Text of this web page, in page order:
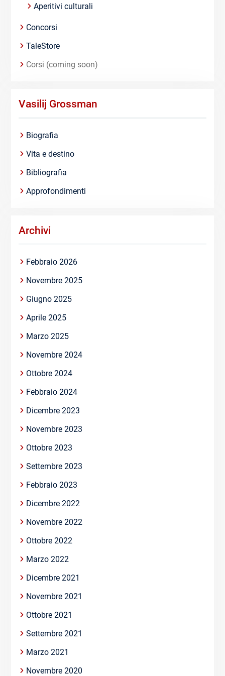
Aperitivi culturali
Concorsi
TaleStore
Corsi (coming soon)
Vasilij Grossman
Biografia
Vita e destino
Bibliografia
Approfondimenti
Archivi
Febbraio 2026
Novembre 2025
Giugno 2025
Aprile 2025
Marzo 2025
Novembre 2024
Ottobre 2024
Febbraio 2024
Dicembre 2023
Novembre 2023
Ottobre 2023
Settembre 2023
Febbraio 2023
Dicembre 2022
Novembre 2022
Ottobre 2022
Marzo 2022
Dicembre 2021
Novembre 2021
Ottobre 2021
Settembre 2021
Marzo 2021
Novembre 2020